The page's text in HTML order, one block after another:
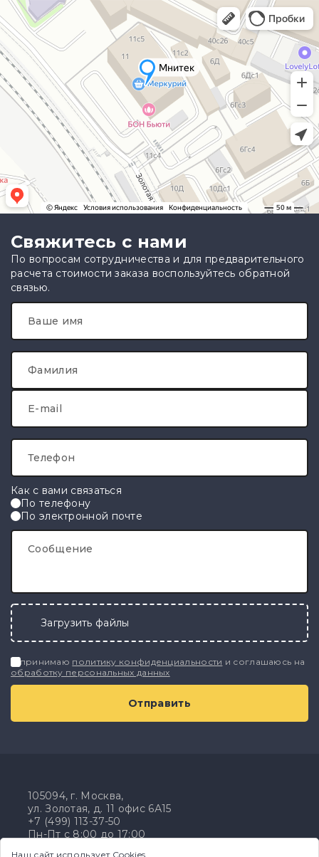
Свяжитесь с нами
По вопросам сотрудничества и для предварительного
расчета стоимости заказа воспользуйтесь обратной
связью.
Ваше имя
Фамилия
E-mail
Телефон
Как с вами связаться
По телефону
По электронной почте
Сообщение
Загрузить файлы
Я принимаю политику конфиденциальности и соглашаюсь на
обработку персональных данных
105094, г. Москва,
ул. Золотая, д. 11 офис 6А15
+7 (499) 113-37-50
Пн-Пт с 8:00 до 17:00
Наш сайт использует Cookies